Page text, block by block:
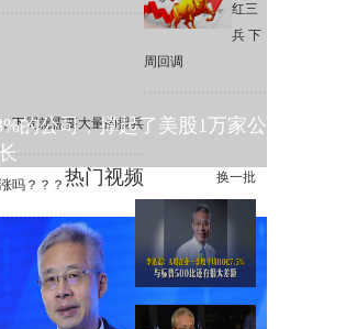
红三
兵 下
周回调
下周就需要大量的援兵
吗？？？ 热门视频 换一批
的公司，撑起了美股1万家公
季度平均ROE
标普500
中位数市盈率